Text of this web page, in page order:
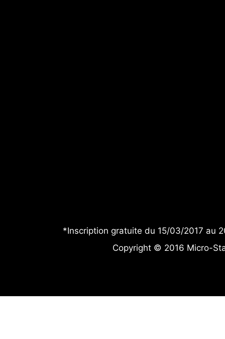
*Inscription gratuite du 15/03/2017 au
Copyright © 2016 Micro-